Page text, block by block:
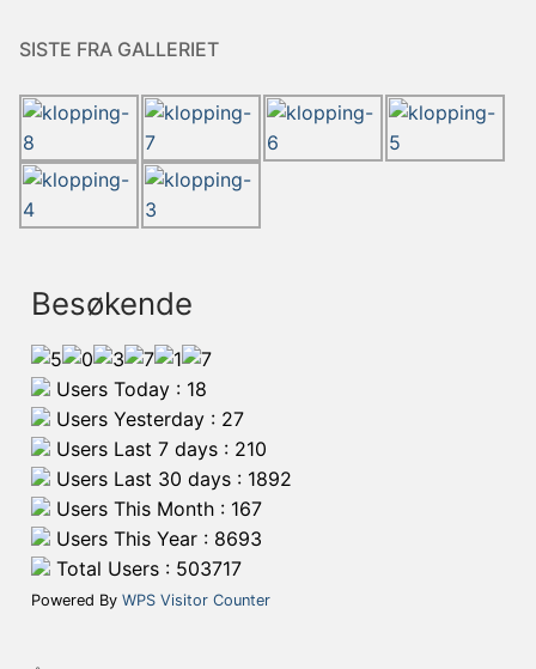
SISTE FRA GALLERIET
Besøkende
Users Today : 18
Users Yesterday : 27
Users Last 7 days : 210
Users Last 30 days : 1892
Users This Month : 167
Users This Year : 8693
Total Users : 503717
Powered By WPS Visitor Counter